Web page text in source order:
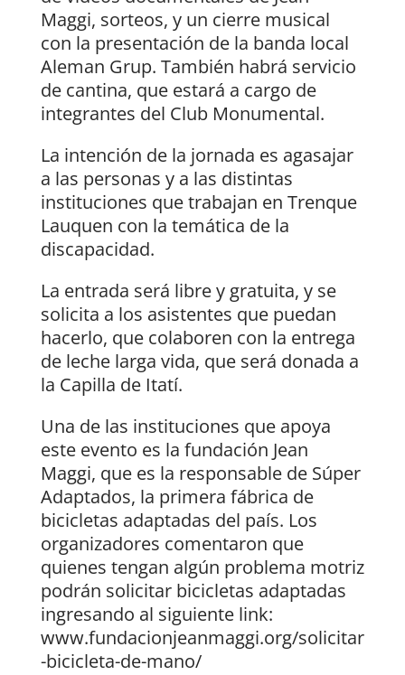
Maggi, sorteos, y un cierre musical
con la presentación de la banda local
Aleman Grup. También habrá servicio
de cantina, que estará a cargo de
integrantes del Club Monumental.
La intención de la jornada es agasajar
a las personas y a las distintas
instituciones que trabajan en Trenque
Lauquen con la temática de la
discapacidad.
La entrada será libre y gratuita, y se
solicita a los asistentes que puedan
hacerlo, que colaboren con la entrega
de leche larga vida, que será donada a
la Capilla de Itatí.
Una de las instituciones que apoya
este evento es la fundación Jean
Maggi, que es la responsable de Súper
Adaptados, la primera fábrica de
bicicletas adaptadas del país. Los
organizadores comentaron que
quienes tengan algún problema motriz
podrán solicitar bicicletas adaptadas
ingresando al siguiente link:
www.fundacionjeanmaggi.org/solicitar
-bicicleta-de-mano/